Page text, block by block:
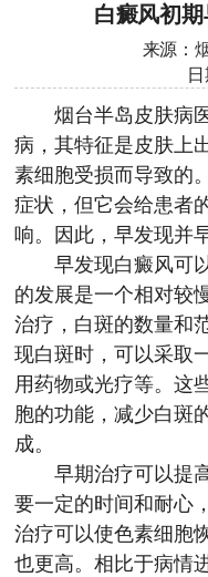
白癜风初
来源：
日
烟台半岛皮肤病
病，其特征是皮肤上
素细胞受损而导致的
症状，但它会给患者
响。因此，早发现并
早发现白癜风可以
的发展是一个相对较
治疗，白斑的数量和
现白斑时，可以采取
用药物或光疗等。这
胞的功能，减少白斑
成。
早期治疗可以提高
要一定的时间和耐心
治疗可以使色素细胞
也更高。相比于病情